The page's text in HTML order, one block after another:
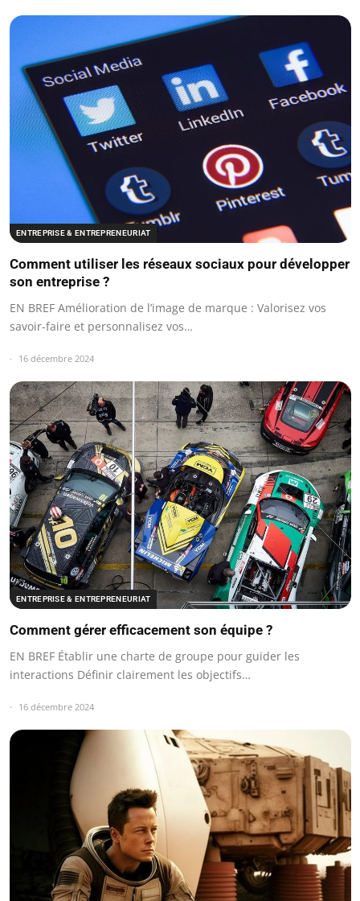
ENTREPRISE & ENTREPRENEURIAT
Comment utiliser les réseaux sociaux pour développer
son entreprise ?
EN BREF Amélioration de l’image de marque : Valorisez vos
savoir-faire et personnalisez vos…
16 décembre 2024
ENTREPRISE & ENTREPRENEURIAT
Comment gérer efficacement son équipe ?
EN BREF Établir une charte de groupe pour guider les
interactions Définir clairement les objectifs…
16 décembre 2024